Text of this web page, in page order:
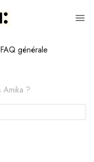
FAQ générale
?